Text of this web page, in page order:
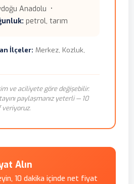
Anadolu •
petrol, tarım
İlçeler: Merkez, Kozluk,
ve aciliyete göre değişebilir.
paylaşmanız yeterli — 10
veriyoruz.
Alın
10 dakika içinde net fiyat